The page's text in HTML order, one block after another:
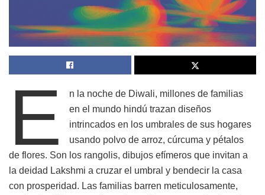
E
n la noche de Diwali, millones de familias
en el mundo hindú trazan diseños
intrincados en los umbrales de sus hogares
usando polvo de arroz, cúrcuma y pétalos
de flores. Son los rangolis, dibujos efímeros que invitan a
la deidad Lakshmi a cruzar el umbral y bendecir la casa
con prosperidad. Las familias barren meticulosamente,